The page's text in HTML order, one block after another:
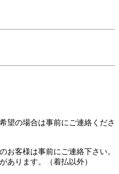
望の場合は事前にご連絡くださ
客様は事前にご連絡下さい。
ります。（着払以外）